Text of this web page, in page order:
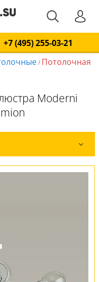
+7 (495) 255-03-21
/ Потолочная
Moderni